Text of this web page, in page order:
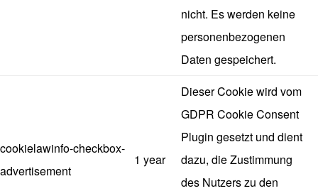
nicht. Es werden keine
personenbezogenen
Daten gespeichert.
cookielawinfo-checkbox-
advertisement
1 year
Dieser Cookie wird vom
GDPR Cookie Consent
Plugin gesetzt und dient
dazu, die Zustimmung
des Nutzers zu den